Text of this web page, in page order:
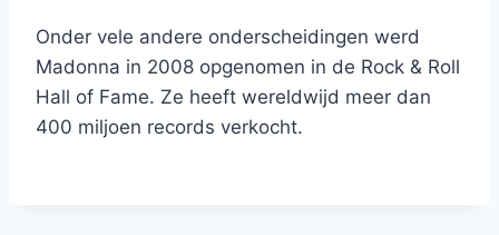
Onder vele andere onderscheidingen werd
Madonna in 2008 opgenomen in de Rock & Roll
Hall of Fame. Ze heeft wereldwijd meer dan
400 miljoen records verkocht.